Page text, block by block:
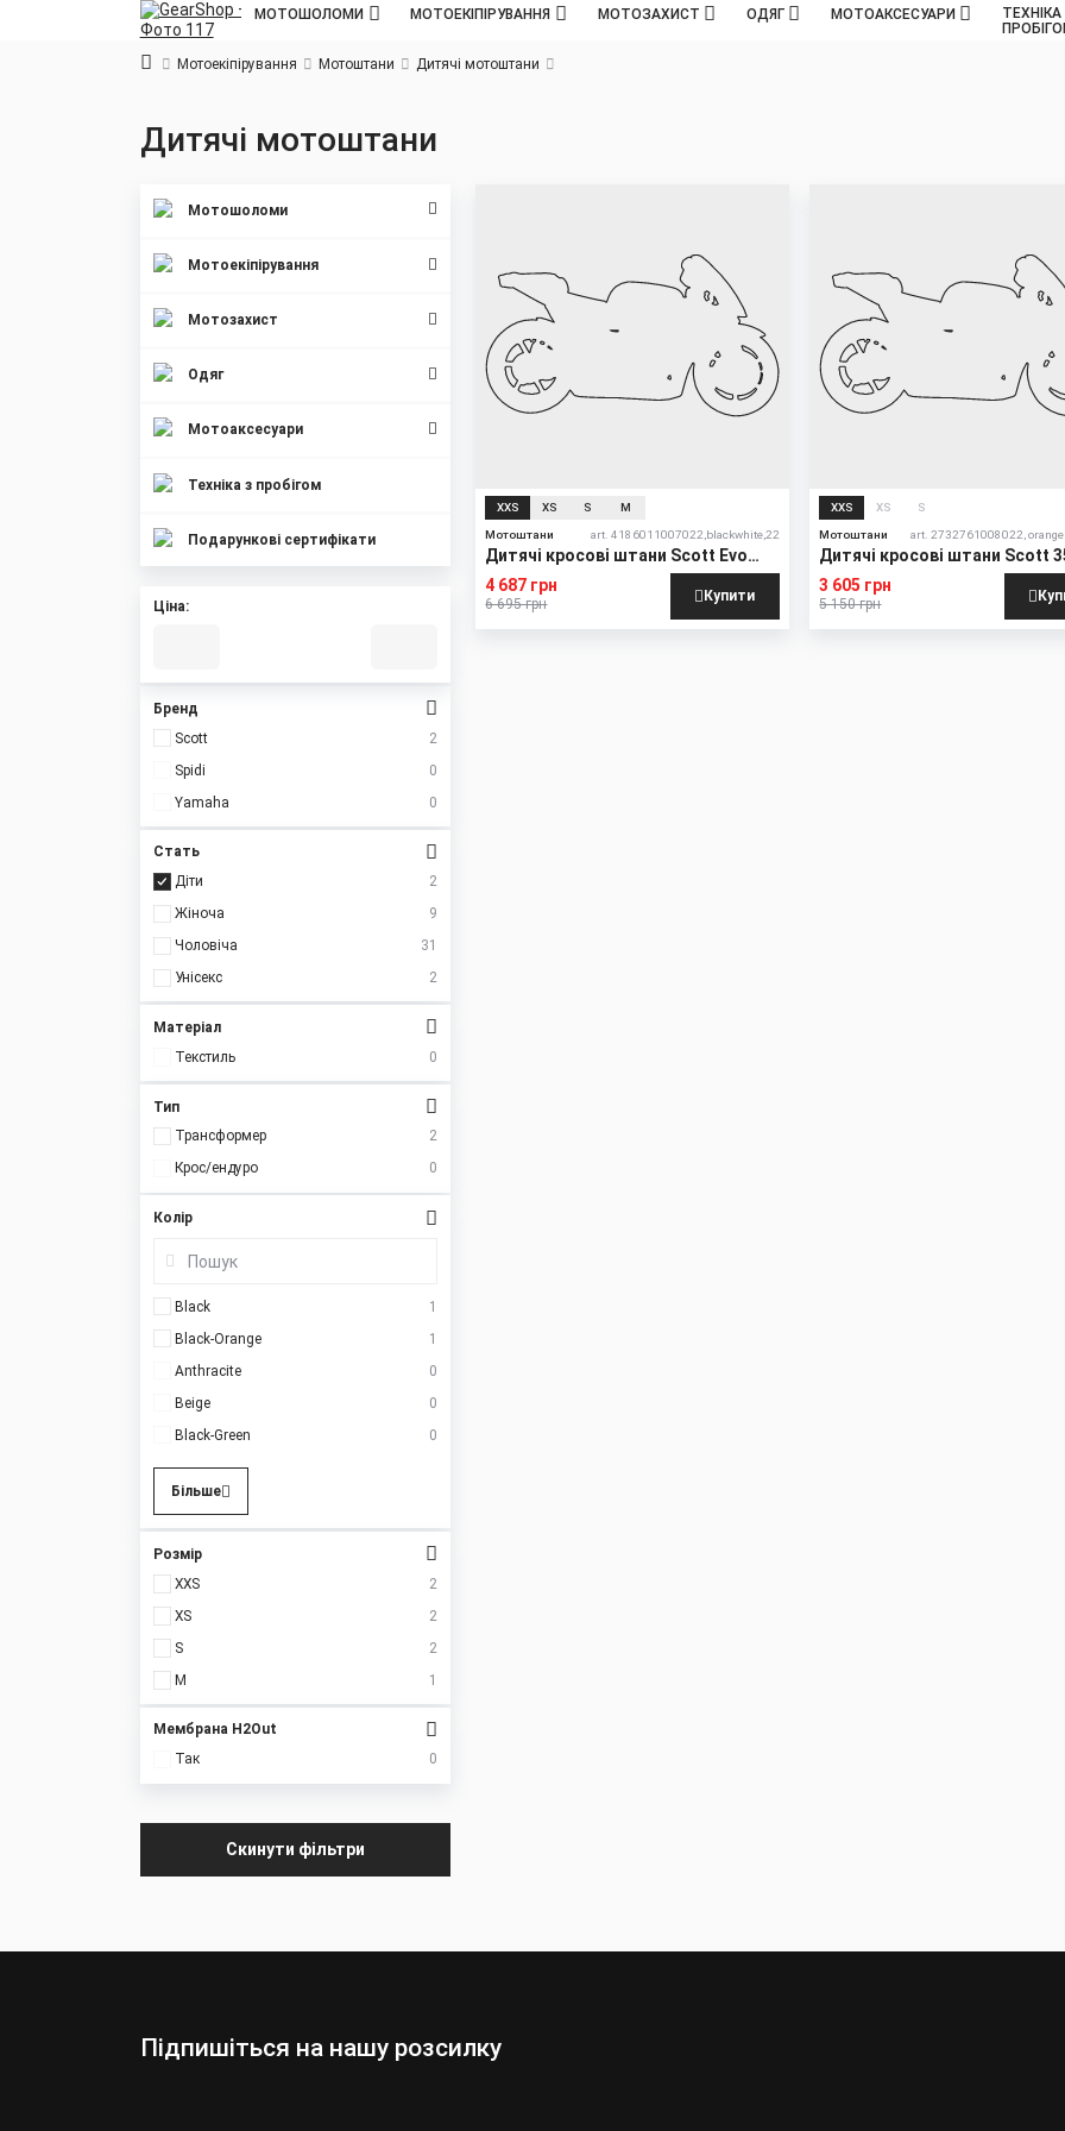
МОТОШОЛОМИ МОТОЕКІПІРУВАННЯ МОТОЗАХИСТ ОДЯГ МОТОАКСЕСУАРИ
ТЕХНІКА
Мотоекіпірування Мотоштани Дитячі мотоштани
Дитячі мотоштани
XXS XS S M
Мотоштани art. 4186011007022,blackwhite,22
Дитячі кросові штани Scott Evo
Swap Junior
6 695 грн
4 687 грн
Купити
XXS XS S
Мотоштани art. 2732761008022, orange
Дитячі кросові штани Scott
Noise
5 150 грн
3 605 грн
Мотошоломи
Мотоекіпірування
Мотозахист
Одяг
Мотоаксесуари
Техніка з пробігом
Подарункові сертифікати
Ціна:
Бренд
Scott
2
Spidi
0
Yamaha
0
Стать
Діти
2
Жіноча
9
Чоловіча
31
Унісекс
2
Матеріал
Текстиль
0
Тип
Трансформер
2
Крос/ендуро
0
Колір
Black
1
Black-Orange
1
Anthracite
0
Beige
0
Black-Green
0
Більше
Розмір
XXS
2
XS
2
S
2
M
1
Мембрана H2Out
Так
0
Скинути фільтри
Підпишіться на нашу розсилку